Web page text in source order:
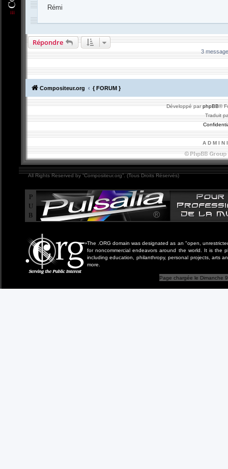
e
Rémi
Répondre
3
Compositeur.org { FORUM }
Développé parphpBB®
Traduit
A D M I N
All Rights Reserved by “Compositeur.org”. (Tous Droits Réservés)
P
U
B
The .ORG domain was designated as an "open,
for noncommercial endeavors around the world. It is the
including education, philanthropy, personal projects, arts
more.
Page chargée le Dimanche